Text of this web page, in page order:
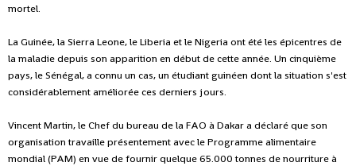
mortel.
La Guinée, la Sierra Leone, le Liberia et le Nigeria ont été les épicentres de
la maladie depuis son apparition en début de cette année. Un cinquième
pays, le Sénégal, a connu un cas, un étudiant guinéen dont la situation s'est
considérablement améliorée ces derniers jours.
Vincent Martin, le Chef du bureau de la FAO à Dakar a déclaré que son
organisation travaille présentement avec le Programme alimentaire
mondial (PAM) en vue de fournir quelque 65.000 tonnes de nourriture à